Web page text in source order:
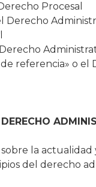
Procesal
Derecho
referencia» o el
la actualidad
del derecho